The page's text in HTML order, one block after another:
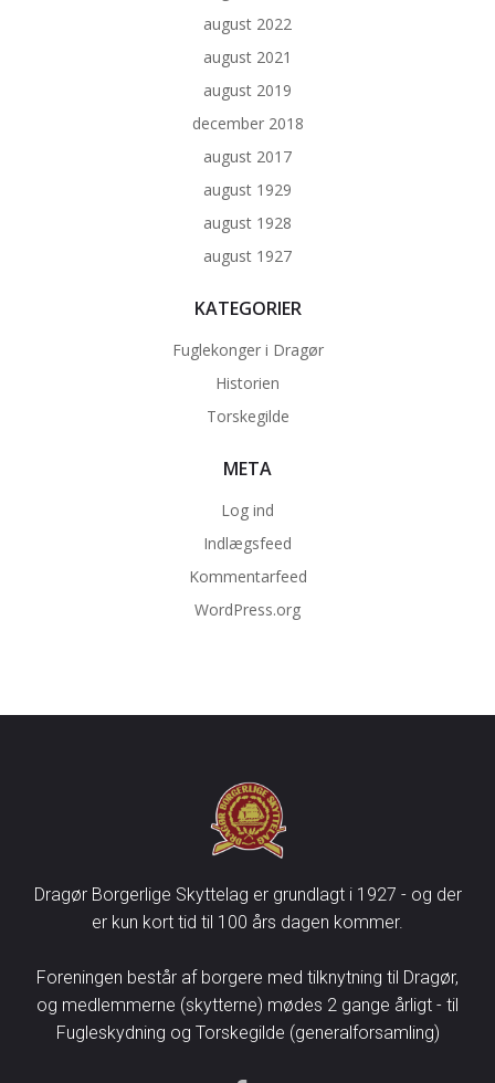
august 2022
august 2021
august 2019
december 2018
august 2017
august 1929
august 1928
august 1927
KATEGORIER
Fuglekonger i Dragør
Historien
Torskegilde
META
Log ind
Indlægsfeed
Kommentarfeed
WordPress.org
Dragør Borgerlige Skyttelag er grundlagt i 1927 - og der
er kun kort tid til 100 års dagen kommer.
Foreningen består af borgere med tilknytning til Dragør,
og medlemmerne (skytterne) mødes 2 gange årligt - til
Fugleskydning og Torskegilde (generalforsamling)